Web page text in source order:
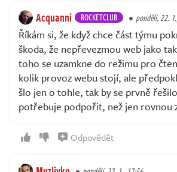
Acquanni ROCKETCLUB pondělí, 22.
Říkám si, že když chce část týmu
škoda, že nepřevezmou web jako
toho se uzamkne do režimu pro
kolik provoz webu stojí, ale
šlo jen o tohle, tak by se prvně
potřebuje podpořit, než jen rovnou
Odpovědět